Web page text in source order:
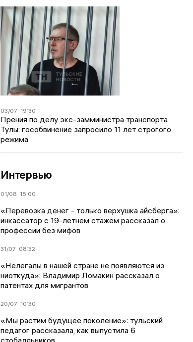
03/07 19:30
Прения по делу экс-замминистра транспорта
Тулы: гособвинение запросило 11 лет строгого
режима
Интервью
01/08 15:00
«Перевозка денег - только верхушка айсберга»:
инкассатор с 19-летнем стажем рассказал о
профессии без мифов
31/07 08:32
«Нелегалы в нашей стране не появляются из
ниоткуда»: Владимир Ломакин рассказал о
патентах для мигрантов
20/07 10:30
«Мы растим будущее поколение»: тульский
педагог рассказала, как выпустила 6
стобалльников